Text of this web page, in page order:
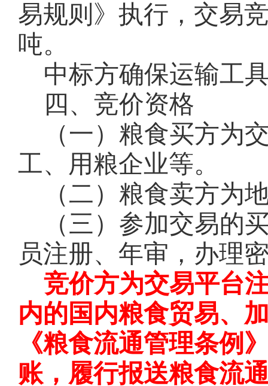
易规则》执行，交易
吨。
中标方确保运输工
四、竞价资格
（一）粮食买方为
工、用粮企业等。
（二）粮食卖方为
（三）参加交易的
员注册、年审，办理
竞价方为交易平台
内的国内粮食贸易、
《粮食流通管理条例
账，履行报送粮食流